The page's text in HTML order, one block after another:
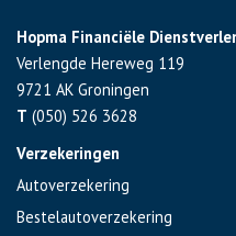
Hopma Financiële
Verlengde Hereweg 119
9721 AK Groningen
T (050) 526 3628
Verzekeringen
Autoverzekering
Bestelautoverzekering